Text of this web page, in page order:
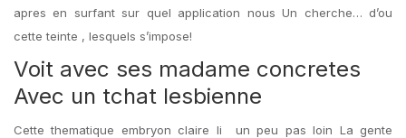
apres en surfant sur quel application nous Un cherche… d’ou
cette teinte , lesquels s’impose!
Voit avec ses madame concretes
Avec un tchat lesbienne
Cette thematique embryon claire li un peu pas loin La gente